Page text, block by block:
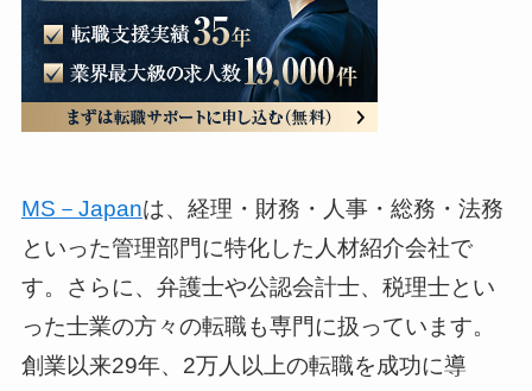
MS－Japanは、経理・財務・人事・総務・法務
といった管理部門に特化した人材紹介会社で
す。さらに、弁護士や公認会計士、税理士とい
った士業の方々の転職も専門に扱っています。
創業以来29年、2万人以上の転職を成功に導